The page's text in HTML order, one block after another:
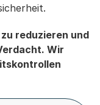
reduzieren und
Wir